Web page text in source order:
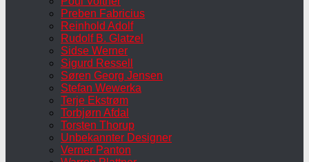
Preben Fabricius
Reinhold Adolf
Rudolf B. Glatzel
Sidse Werner
Sigurd Ressell
Søren Georg Jensen
Stefan Wewerka
Terje Ekstrøm
Torbjørn Afdal
Torsten Thorup
Unbekannter Designer
Verner Panton